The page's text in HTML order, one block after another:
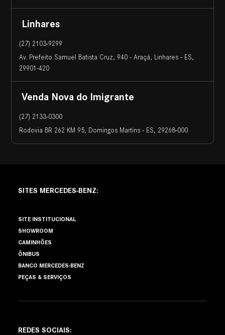
Linhares
(27) 2103-9299
Av. Prefeito Samuel Batista Cruz, 940 - Araçá, Linhares - ES,
29901-420
Venda Nova do Imigrante
(27) 2133-0300
Rodovia BR 262 KM 95, Domingos Martins - ES, 29268-000
SITES MERCEDES-BENZ:
SITE INSTITUCIONAL
SHOWROOM
CAMINHÕES
ÔNIBUS
BANCO MERCEDES-BENZ
PEÇAS & SERVIÇOS
REDES SOCIAIS: